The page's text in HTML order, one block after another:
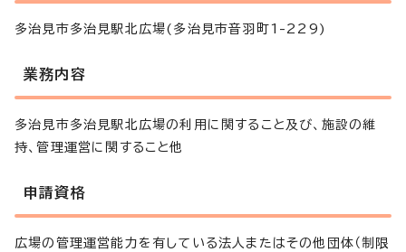
多治見市多治見駅北広場(多治見市音羽町1-229)
業務内容
多治見市多治見駅北広場の利用に関すること及び、施設の維
持、管理運営に関すること他
申請資格
広場の管理運営能力を有している法人またはその他団体（制限